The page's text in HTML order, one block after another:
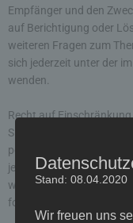
Empfänger und den
auf Berichtigung oder
weiteren Fragen zum
sich jederzeit unter der
wenden.
Recht auf
Sie haben das Recht, die
personenbezogenen
jederzeit unter der im
wenden. Das Recht auf
folgenden Fällen:
Stand: 08.04.2020
Wir freuen uns